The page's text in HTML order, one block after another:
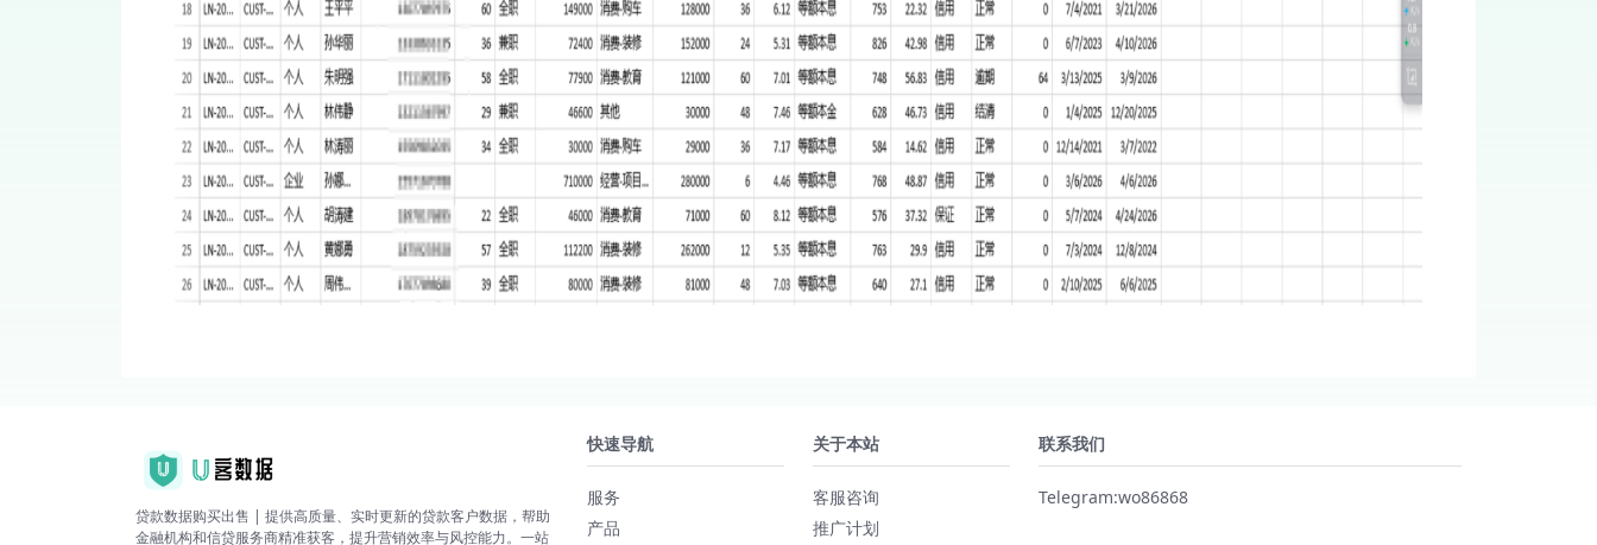
贷款数据购买出售 | 提供高质量、实时更新的贷款客户数据，帮助
金融机构和信贷服务商精准获客，提升营销效率与风控能力。一站
快速导航
服务
产品
关于本站
客服咨询
推广计划
联系我们
Telegram:wo86868